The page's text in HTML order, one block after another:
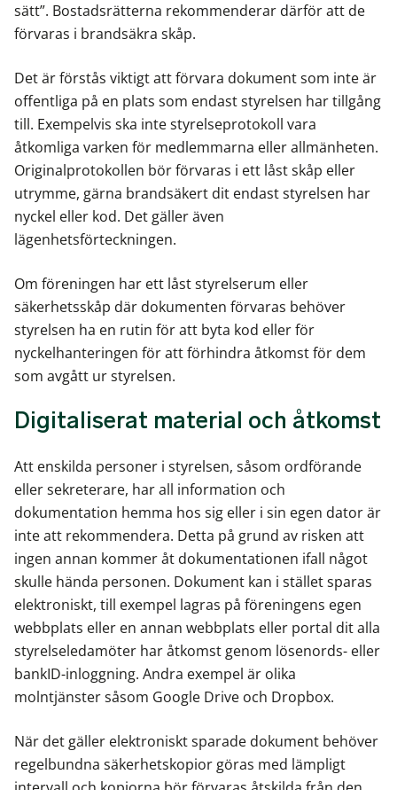
sätt”. Bostadsrätterna rekommenderar därför att de
förvaras i brandsäkra skåp.
Det är förstås viktigt att förvara dokument som inte är
offentliga på en plats som endast styrelsen har tillgång
till. Exempelvis ska inte styrelseprotokoll vara
åtkomliga varken för medlemmarna eller allmänheten.
Originalprotokollen bör förvaras i ett låst skåp eller
utrymme, gärna brandsäkert dit endast styrelsen har
nyckel eller kod. Det gäller även
lägenhetsförteckningen.
Om föreningen har ett låst styrelserum eller
säkerhetsskåp där dokumenten förvaras behöver
styrelsen ha en rutin för att byta kod eller för
nyckelhanteringen för att förhindra åtkomst för dem
som avgått ur styrelsen.
Digitaliserat material och åtkomst
Att enskilda personer i styrelsen, såsom ordförande
eller sekreterare, har all information och
dokumentation hemma hos sig eller i sin egen dator är
inte att rekommendera. Detta på grund av risken att
ingen annan kommer åt dokumentationen ifall något
skulle hända personen. Dokument kan i stället sparas
elektroniskt, till exempel lagras på föreningens egen
webbplats eller en annan webbplats eller portal dit alla
styrelseledamöter har åtkomst genom lösenords- eller
bankID-inloggning. Andra exempel är olika
molntjänster såsom Google Drive och Dropbox.
När det gäller elektroniskt sparade dokument behöver
regelbundna säkerhetskopior göras med lämpligt